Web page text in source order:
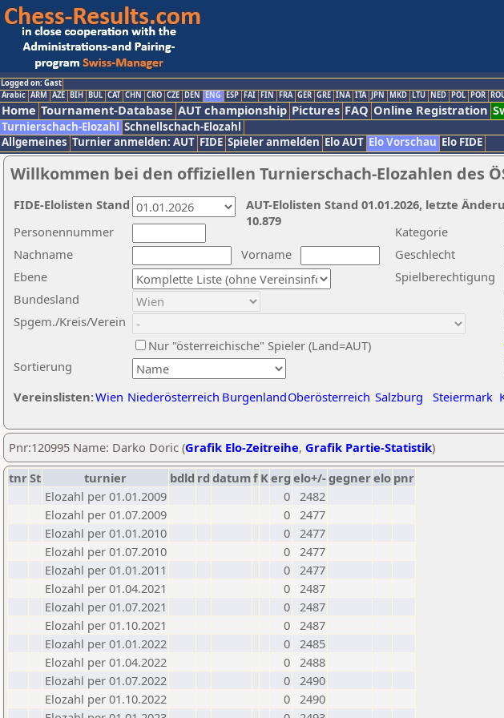
Logged on: Gast
Arabic ARM AZE BIH BUL CAT CHN CRO CZE DEN ENG ESP FAI FIN FRA GER GRE INA ITA JPN MKD LTU NED POL POR
Home Tournament-Database AUT championship Pictures FAQ Online Registration
Turnierschach-Elozahl Schnellschach-Elozahl
Allgemeines Turnier anmelden: AUT FIDE Spieler anmelden Elo AUT Elo Vorschau Elo FIDE
Willkommen bei den offiziellen Turnierschach-Elozahlen des
Nachname
Vorname
Ebene
Kategorie
Sortierung
Personennummer
Bundesland
Spgem./Kreis/Verein
Geschlecht
Nur "österreichische" Spieler (Land=AUT)
Spielberechtigung
Vereinslisten:Wien Niederösterreich BurgenlandOberösterreich Salzburg Steiermark
AUT-Elolisten Stand 01.01.2026, letzte
10.879
FIDE-Elolisten Stand
Pnr:120995 Name: Darko Doric (Grafik Elo-Zeitreihe, Grafik Partie-Statistik)
tnrSt turnier bdld rd datumf Kerg elo+/-gegnerelo pnr
Elozahl per 01.01.2009
0 2482
Elozahl per 01.07.2009
0 2477
Elozahl per 01.01.2010
0 2477
Elozahl per 01.07.2010
0 2477
Elozahl per 01.01.2011
0 2477
Elozahl per 01.04.2021
0 2487
Elozahl per 01.07.2021
0 2487
Elozahl per 01.10.2021
0 2487
Elozahl per 01.01.2022
0 2485
Elozahl per 01.04.2022
0 2488
Elozahl per 01.07.2022
0 2490
Elozahl per 01.10.2022
0 2490